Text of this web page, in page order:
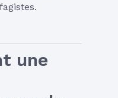
une